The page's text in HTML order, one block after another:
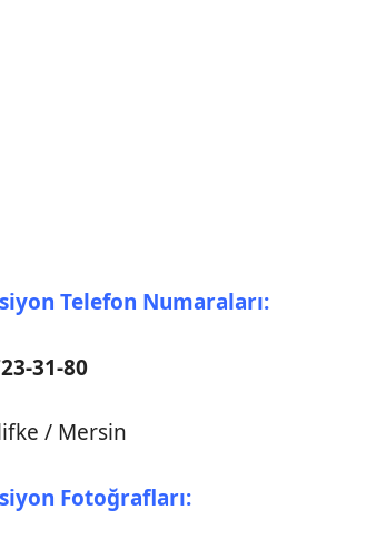
Telefon Numaraları:
31-80
/ Mersin
Fotoğrafları: